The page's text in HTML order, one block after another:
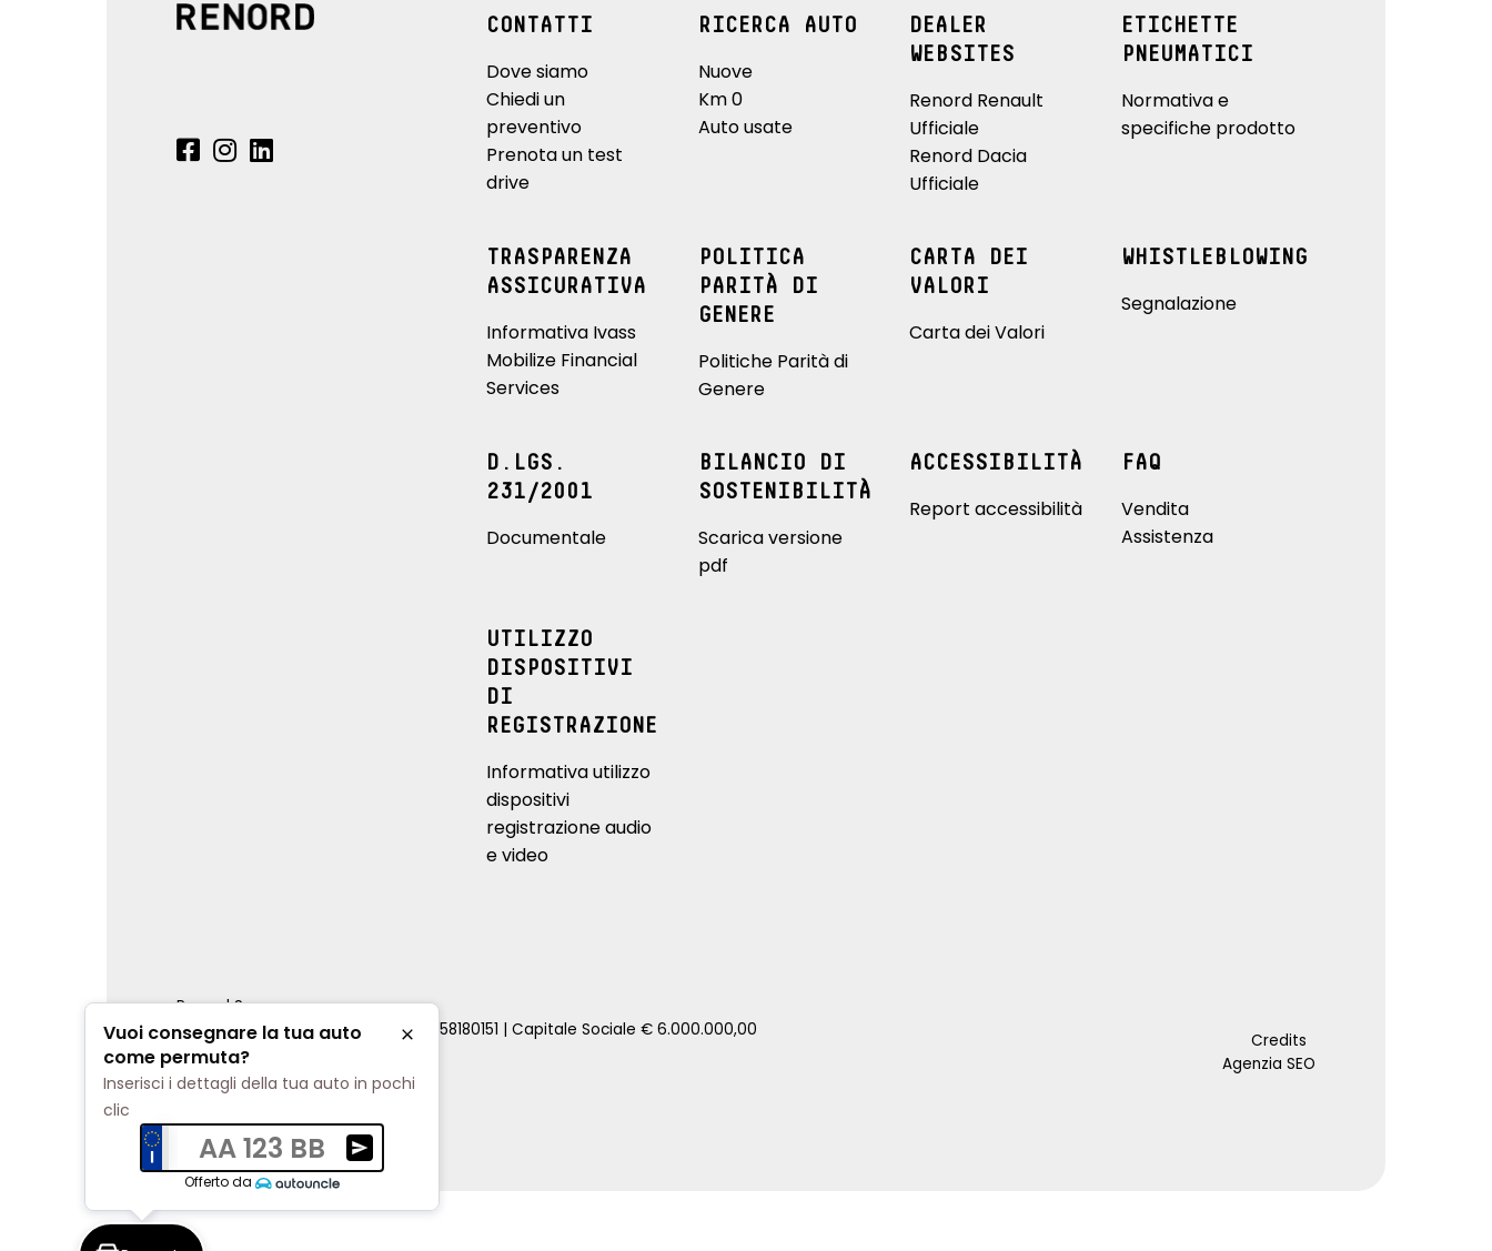
CONTATTI
Dove siamo
Chiedi un
preventivo
Prenota un test
drive
RICERCA AUTO
Nuove
Km 0
Auto usate
DEALER
WEBSITES
Renord Renault
Ufficiale
Renord Dacia
Ufficiale
ETICHETTE
PNEUMATICI
Normativa e
specifiche prodotto
TRASPARENZA
ASSICURATIVA
Informativa Ivass
Mobilize Financial
Services
POLITICA
PARITÀ DI
GENERE
Politiche Parità di
Genere
CARTA DEI
VALORI
Carta dei Valori
WHISTLEBLOWING
Segnalazione
D.LGS.
231/2001
Documentale
BILANCIO DI
SOSTENIBILITÀ
Scarica versione
pdf
ACCESSIBILITÀ
Report accessibilità
FAQ
Vendita
Assistenza
UTILIZZO
DISPOSITIVI
DI
REGISTRAZIONE
Informativa utilizzo
dispositivi
registrazione audio
e video
Renord S.p.a.
REA Milano 810796 | P.IVA e C.F. 00858180151 | Capitale Sociale € 6.000.000,00
Cookie Policy
Privacy Policy
Impostazioni di tracciamento
Credits
Agenzia SEO
Vuoi consegnare la tua auto
come permuta?
Chiudi
Inserisci i dettagli della tua auto in pochi
clic
AA 123 BB
Ricevi una valutazione della tua auto senza impegno
Offerto da